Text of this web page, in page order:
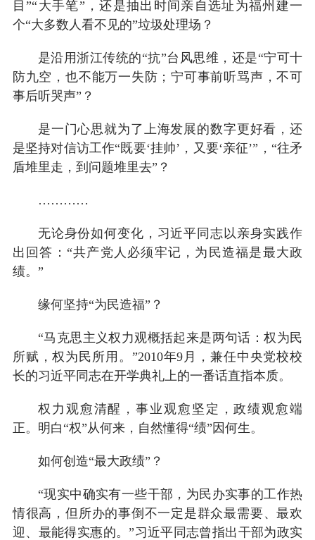
目”“大手笔”，还是抽出时间亲自选址为福州建一
个“大多数人看不见的”垃圾处理场？
是沿用浙江传统的“抗”台风思维，还是“宁可十
防九空，也不能万一失防；宁可事前听骂声，不可
事后听哭声”？
是一门心思就为了上海发展的数字更好看，还
是坚持对信访工作“既要‘挂帅’，又要‘亲征’”，“往矛
盾堆里走，到问题堆里去”？
…………
无论身份如何变化，习近平同志以亲身实践作
出回答：“共产党人必须牢记，为民造福是最大政
绩。”
缘何坚持“为民造福”？
“马克思主义权力观概括起来是两句话：权为民
所赋，权为民所用。”2010年9月，兼任中央党校校
长的习近平同志在开学典礼上的一番话直指本质。
权力观愈清醒，事业观愈坚定，政绩观愈端
正。明白“权”从何来，自然懂得“绩”因何生。
如何创造“最大政绩”？
“现实中确实有一些干部，为民办实事的工作热
情很高，但所办的事倒不一定是群众最需要、最欢
迎、最能得实惠的。”习近平同志曾指出干部为政实